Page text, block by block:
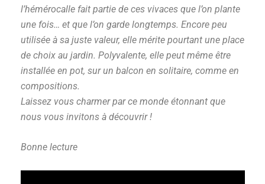
l’hémérocalle fait partie de ces vivaces que l’on plante
une fois… et que l’on garde longtemps. Encore peu
utilisée à sa juste valeur, elle mérite pourtant une place
de choix au jardin. Polyvalente, elle peut même être
installée en pot, sur un balcon en solitaire, comme en
compositions.
Laissez vous charmer par ce monde étonnant que
nous vous invitons à découvrir !
Bonne lecture